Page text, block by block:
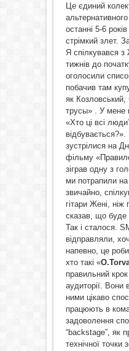
Це єдиний
останні 5-6
стрімкий злет.
Я спілкувався
тижнів до
оголосили
побачив там
як
трусы» . У мене
«Хто ці всі
зустрілися на
фільму
зіграв одну з
ми потрапили
звичайно,
гітари Жені,
сказав, що буде
Так і сталося.
відправляли,
напевно, це
хто такі «
правильний
аудиторії. Вони
ними цікаво
працюють в
задоволення
“backstage”, як
технічної точки